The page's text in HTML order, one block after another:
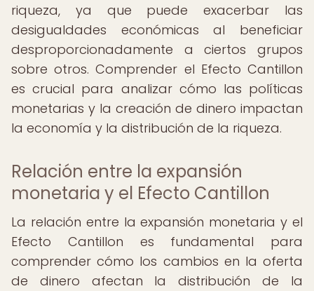
riqueza, ya que puede exacerbar las
desigualdades económicas al beneficiar
desproporcionadamente a ciertos grupos
sobre otros. Comprender el Efecto Cantillon
es crucial para analizar cómo las políticas
monetarias y la creación de dinero impactan
la economía y la distribución de la riqueza.
Relación entre la expansión
monetaria y el Efecto Cantillon
La relación entre la expansión monetaria y el
Efecto Cantillon es fundamental para
comprender cómo los cambios en la oferta
de dinero afectan la distribución de la